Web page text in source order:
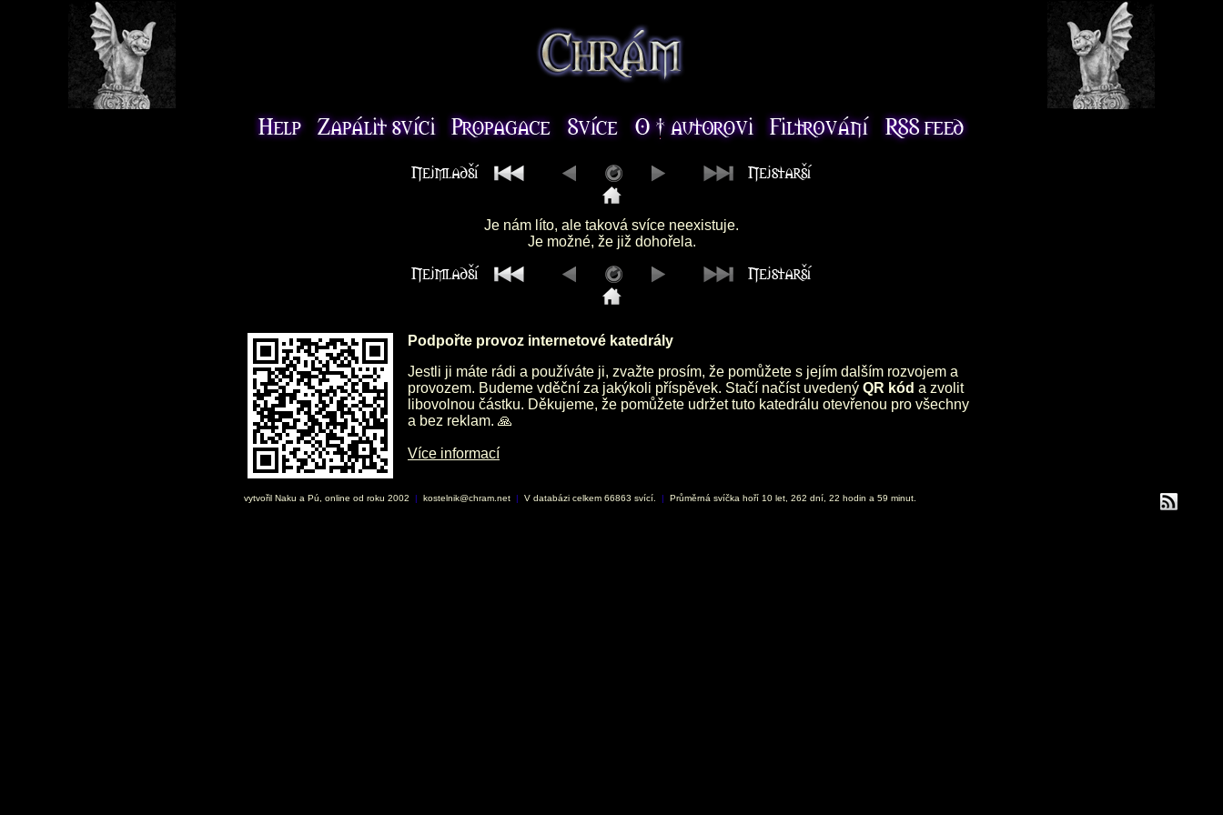
Je nám líto, ale taková svíce neexistuje.
Je možné, že již dohořela.
Podpořte provoz internetové katedrály
Jestli ji máte rádi a používáte ji, zvažte prosím, že pomůžete s jejím dalším rozvojem a
provozem. Budeme vděční za jakýkoli příspěvek. Stačí načíst uvedený QR kód a zvolit
libovolnou částku. Děkujeme, že pomůžete udržet tuto katedrálu otevřenou pro všechny
a bez reklam. 🙏
Více informací
vytvořil Naku a Pú, online od roku 2002 | kostelnik@chram.net | V databázi celkem 66863 svící. | Průměrná svíčka hoří 10 let, 262 dní, 22 hodin a 59 minut.